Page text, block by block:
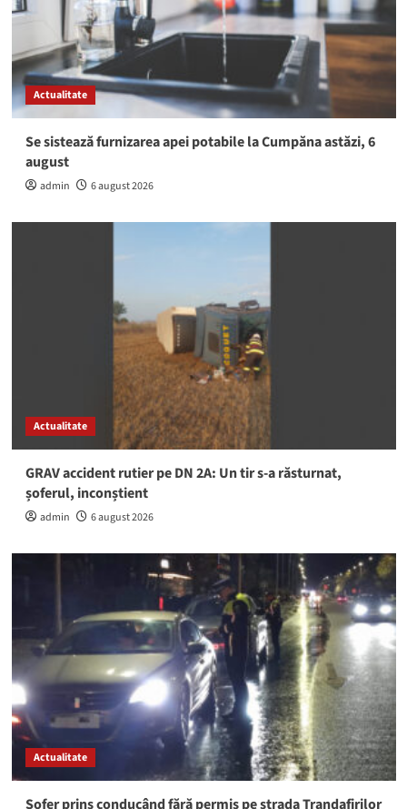
Actualitate
Se sistează furnizarea apei potabile la Cumpăna astăzi, 6
august
admin 6 august 2026
Actualitate
GRAV accident rutier pe DN 2A: Un tir s-a răsturnat,
șoferul, inconștient
admin 6 august 2026
Actualitate
Șofer prins conducând fără permis pe strada Trandafirilor